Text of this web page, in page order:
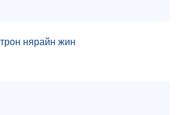
нярайн жин